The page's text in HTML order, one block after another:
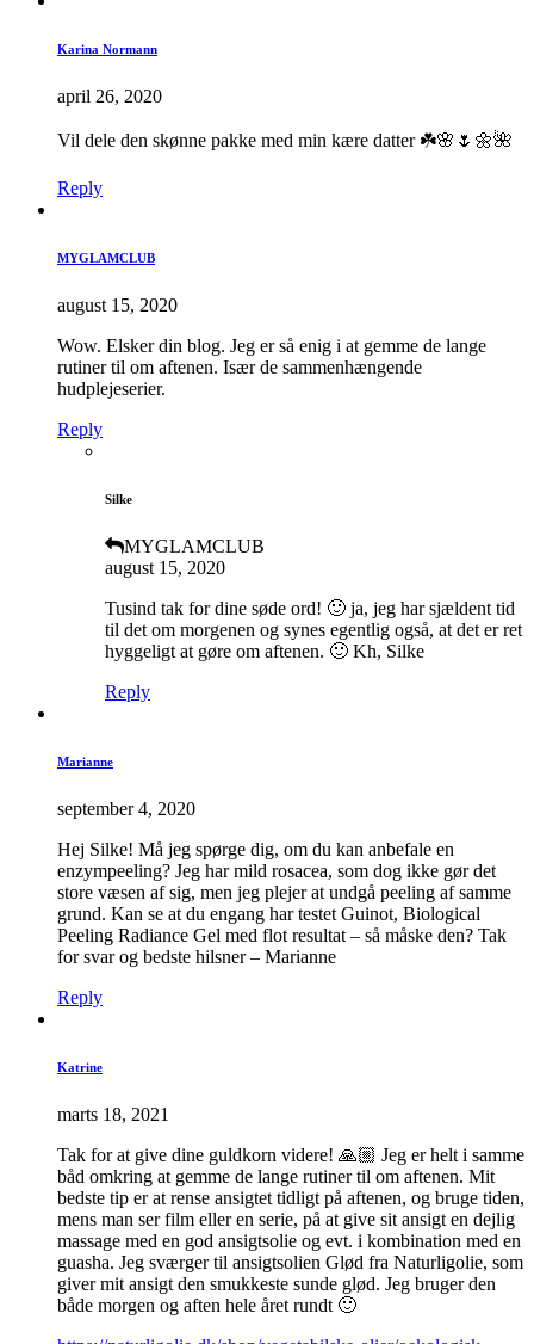
Karina Normann
april 26, 2020
Vil dele den skønne pakke med min kære datter ☘️🌸🌷🌼🌺
Reply
MYGLAMCLUB
august 15, 2020
Wow. Elsker din blog. Jeg er så enig i at gemme de lange
rutiner til om aftenen. Især de sammenhængende
hudplejeserier.
Reply
Silke
MYGLAMCLUB
august 15, 2020
Tusind tak for dine søde ord! 🙂 ja, jeg har sjældent tid
til det om morgenen og synes egentlig også, at det er ret
hyggeligt at gøre om aftenen. 🙂 Kh, Silke
Reply
Marianne
september 4, 2020
Hej Silke! Må jeg spørge dig, om du kan anbefale en
enzympeeling? Jeg har mild rosacea, som dog ikke gør det
store væsen af sig, men jeg plejer at undgå peeling af samme
grund. Kan se at du engang har testet Guinot, Biological
Peeling Radiance Gel med flot resultat – så måske den? Tak
for svar og bedste hilsner – Marianne
Reply
Katrine
marts 18, 2021
Tak for at give dine guldkorn videre! 🙏🏼 Jeg er helt i samme
båd omkring at gemme de lange rutiner til om aftenen. Mit
bedste tip er at rense ansigtet tidligt på aftenen, og bruge tiden,
mens man ser film eller en serie, på at give sit ansigt en dejlig
massage med en god ansigtsolie og evt. i kombination med en
guasha. Jeg sværger til ansigtsolien Glød fra Naturligolie, som
giver mit ansigt den smukkeste sunde glød. Jeg bruger den
både morgen og aften hele året rundt 🙂